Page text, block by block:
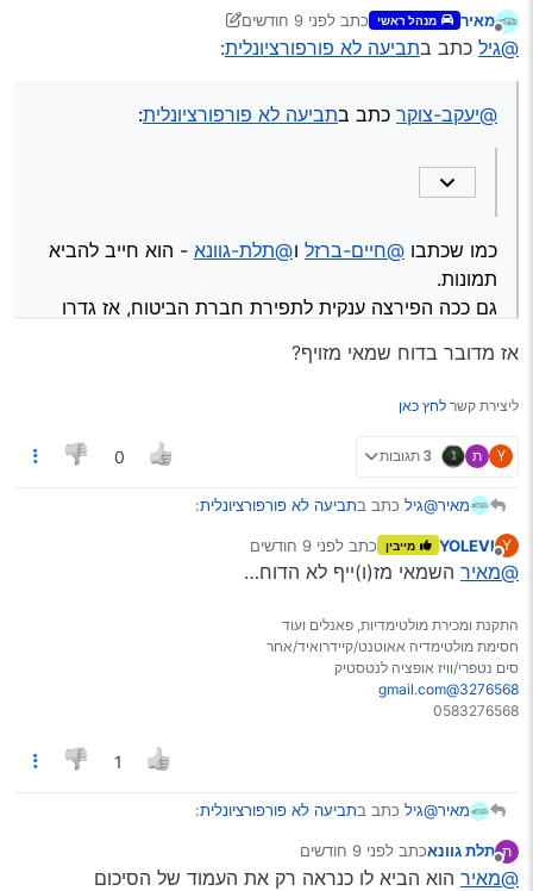
@חיים-ברזל
גם ככה הפירצה ענקית לתפירת חברת הביטוח, אז גדרו את העניין
מנותק
מאיר מנהל ראשי כתב לפני 9 חודשים
נערך לאחרונה על ידי מאיר
@גיל כתב בתביעה לא פורפורציונלית:
@יעקב-צוקר כתב בתביעה לא פורפורציונלית:
כמו שכתבו @חיים-ברזל ו@תלת-גוונא - הוא חייב להביא
תמונות.
גם ככה הפירצה ענקית לתפירת חברת הביטוח, אז גדרו
אז מדובר בדוח שמאי מזויף?
ליצירת קשר לחץ כאן
Y ת 3 תגובות 0
מאיר@גיל כתב בתביעה לא פורפורציונלית:
@יעקב-צוקר כתב בתביעה לא פורפורציונלית
@חיים-ברזל
הוא הביא דוח שמאות, האם הוא חייב להביא גם
תמונות?
את העניין הזה.
Y
YOLEVI מייבין כתב לפני 9 חודשים
נערך לאחרונה על ידי
@מאיר השמאי מז(ו)ייף לא הדוח…
התקנת ומכירת מולטימדיות, פאנלים ועוד
חסימת מולטימדיה אאוטנט/קיידרואיד/אחר
סים נטפרי/וויז אופציה לנטסטיק
3276568@gmail.com
0583276568
1
מאיר@גיל כתב בתביעה לא פורפורציונלית:
@יעקב-צוקרכתב בתביעה לא פורפורציונלית:
ת תלת גוונאכתב לפני 9 חודשים
נערך לאחרונה על ידי
@מאיר הוא הביא לו כנראה רק את העמוד של הסיכום